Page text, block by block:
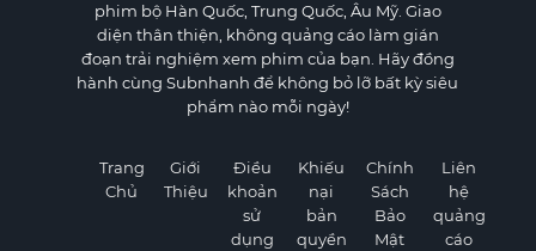
phim bộ Hàn Quốc, Trung Quốc, Âu Mỹ. Giao
diện thân thiện, không quảng cáo làm gián
đoạn trải nghiệm xem phim của bạn. Hãy đồng
hành cùng Subnhanh để không bỏ lỡ bất kỳ siêu
phẩm nào mỗi ngày!
Trang
Chủ
Giới
Thiệu
Điều
khoản
sử
dụng
Khiếu
nại
bản
quyền
Chính
Sách
Bảo
Mật
Liên
hệ
quảng
cáo